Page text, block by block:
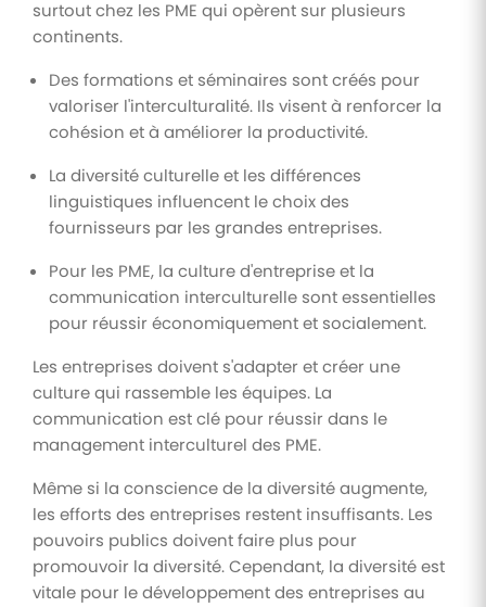
surtout chez les PME qui opèrent sur plusieurs
continents.
Des formations et séminaires sont créés pour
valoriser l'interculturalité. Ils visent à renforcer la
cohésion et à améliorer la productivité.
La diversité culturelle et les différences
linguistiques influencent le choix des
fournisseurs par les grandes entreprises.
Pour les PME, la culture d'entreprise et la
communication interculturelle sont essentielles
pour réussir économiquement et socialement.
Les entreprises doivent s'adapter et créer une
culture qui rassemble les équipes. La
communication est clé pour réussir dans le
management interculturel des PME.
Même si la conscience de la diversité augmente,
les efforts des entreprises restent insuffisants. Les
pouvoirs publics doivent faire plus pour
promouvoir la diversité. Cependant, la diversité est
vitale pour le développement des entreprises au